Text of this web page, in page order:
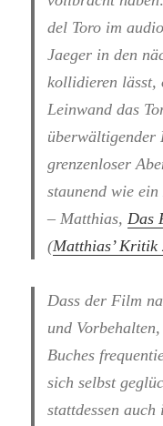
del Toro im
Jaeger in den
kollidieren lässt,
Leinwand das
überwältigender
grenzenloser
staunend wie
– Matthias, Das
(Matthias’
Dass der Film
und
Buches
sich selbst
stattdessen